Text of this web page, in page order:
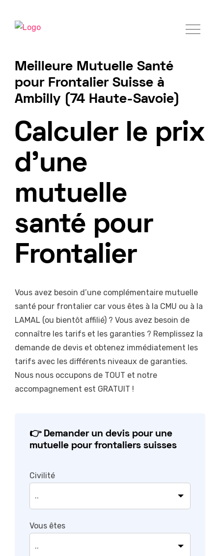
Meilleure Mutuelle Santé
pour Frontalier Suisse à
Ambilly (74 Haute-Savoie)
Tarif mutuelle Frontalier 2025
Calculer le prix
d'une
mutuelle
santé pour
Frontalier
Vous avez besoin d’une complémentaire mutuelle
santé pour frontalier car vous êtes à la CMU ou à la
LAMAL (ou bientôt affilié) ? Vous avez besoin de
connaître les tarifs et les garanties ? Remplissez la
demande de devis et obtenez immédiatement les
tarifs avec les différents niveaux de garanties.
Nous nous occupons de TOUT et notre
accompagnement est GRATUIT !
👉 Demander un devis pour une
mutuelle pour frontaliers suisses
Civilité
Vous êtes